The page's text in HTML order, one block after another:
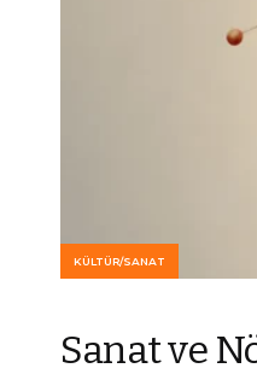
KÜLTÜR/SANAT
Sanat ve